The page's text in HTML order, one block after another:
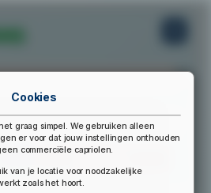
Cookies
graag simpel. We gebruiken alleen
er voor dat jouw instellingen onthouden
commerciële capriolen.
van je locatie voor noodzakelijke
zoals het hoort.